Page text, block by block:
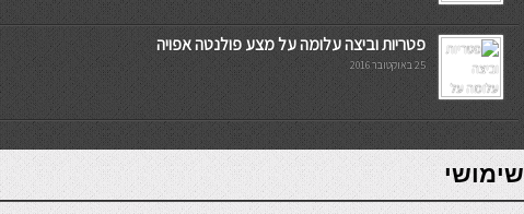
פטריות וביצה עלומה על מצע פולנטה אפויה
25 באוקטובר 2016
7slots
seriöse online casinos österreich
שימושי